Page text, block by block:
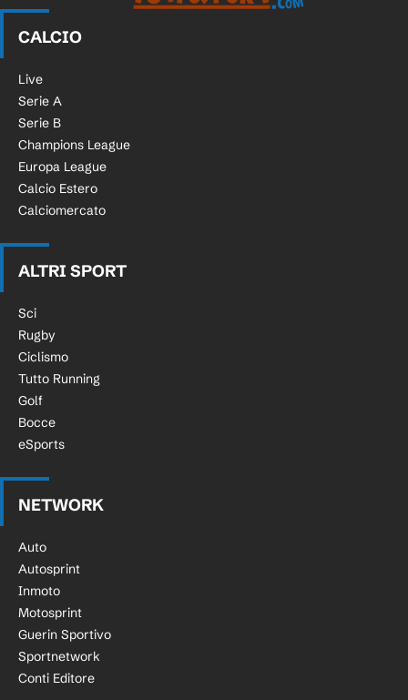
CALCIO
Live
Serie A
Serie B
Champions League
Europa League
Calcio Estero
Calciomercato
ALTRI SPORT
Sci
Rugby
Ciclismo
Tutto Running
Golf
Bocce
eSports
NETWORK
Auto
Autosprint
Inmoto
Motosprint
Guerin Sportivo
Sportnetwork
Conti Editore